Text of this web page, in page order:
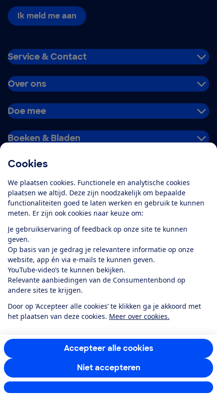
Cookies
We plaatsen cookies. Functionele en analytische cookies
plaatsen we altijd. Deze zijn noodzakelijk om bepaalde
functionaliteiten goed te laten werken en gebruik te kunnen
meten. Er zijn ook cookies naar keuze om:
Je gebruikservaring of feedback op onze site te kunnen
geven.
Op basis van je gedrag je relevantere informatie op onze
website, app én via e-mails te kunnen geven.
YouTube-video’s te kunnen bekijken.
Relevante aanbiedingen van de Consumentenbond op
andere sites te krijgen.
Door op ‘Accepteer alle cookies’ te klikken ga je akkoord met
het plaatsen van deze cookies. Meer over cookies.
Accepteer alle cookies
Niet accepteren
Ik meld me aan
Service & Contact
Over ons
Doe mee
Boeken & Bladen
Alles over de
app
Algemene Voorwaarden
Privacyverklaring
Cookiebeleid
Privacyvoorkeuren
Toegankelijkheid
RSS-feed nieuws
FacebookTwitterInstagram
YoutubeLinkedIn
12.901consumentenbeoordelen de Consumentenbondmet gemiddeld